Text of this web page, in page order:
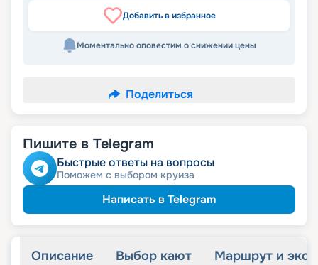
Добавить в избранное
Моментально оповестим о снижении цены
Поделиться
Пишите в Telegram
Быстрые ответы на вопросы
Поможем с выбором круиза
Написать в Telegram
Описание Выбор кают Маршрут и